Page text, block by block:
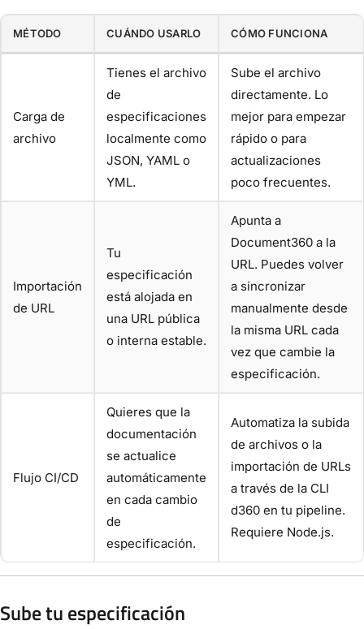
MÉTODO CUÁNDO USARLO CÓMO FUNCIONA
Carga de
archivo
Tienes el archivo
de
especificaciones
localmente como
JSON, YAML o
YML.
Sube el archivo
directamente. Lo
mejor para empezar
rápido o para
actualizaciones
poco frecuentes.
Importación
de URL
Tu
especificación
está alojada en
una URL pública
o interna estable.
Apunta a
Document360 a la
URL. Puedes volver
a sincronizar
manualmente desde
la misma URL cada
vez que cambie la
especificación.
Flujo CI/CD
Quieres que la
documentación
se actualice
automáticamente
en cada cambio
de
especificación.
Automatiza la subida
de archivos o la
importación de URLs
a través de la CLI
d360 en tu pipeline.
Requiere Node.js.
Sube tu especificación